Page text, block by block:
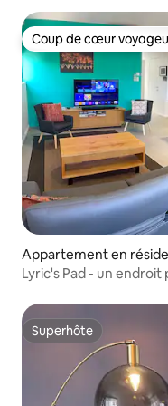
Coup de cœur
Coup de cœur
Appartement en
Lyric's Pad - un
Superhôte
Superhôte